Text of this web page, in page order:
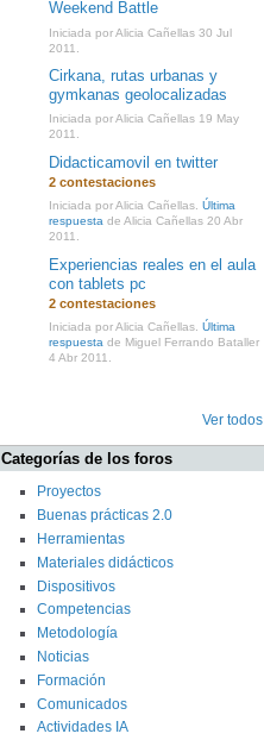
Weekend Battle
Iniciada por Alicia Cañellas 30 Jul
2011.
Cirkana, rutas urbanas y
gymkanas geolocalizadas
Iniciada por Alicia Cañellas 19 May
2011.
Didacticamovil en twitter
2 contestaciones
Iniciada por Alicia Cañellas. Última
respuesta de Alicia Cañellas 20 Abr
2011.
Experiencias reales en el aula
con tablets pc
2 contestaciones
Iniciada por Alicia Cañellas. Última
respuesta de Miguel Ferrando Bataller
4 Abr 2011.
Ver todos
Categorías de los foros
Proyectos
Buenas prácticas 2.0
Herramientas
Materiales didácticos
Dispositivos
Competencias
Metodología
Noticias
Formación
Comunicados
Actividades IA